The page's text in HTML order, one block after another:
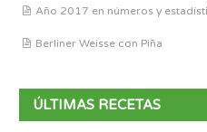
Año 2017 en números y
Berliner Weisse con Piña
ÚLTIMAS RECETAS